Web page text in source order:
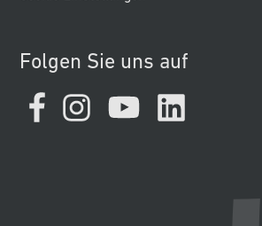
Folgen Sie uns auf